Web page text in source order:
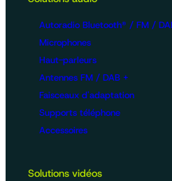
Autoradio Bluetooth® / FM /
Microphones
Haut-parleurs
Antennes FM / DAB +
Faisceaux d'adaptation
Supports téléphone
Accessoires
Solutions vidéos